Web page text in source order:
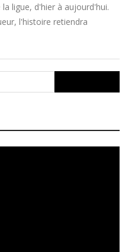
ligue, d'hier à aujourd'hui.
l'histoire retiendra
for: